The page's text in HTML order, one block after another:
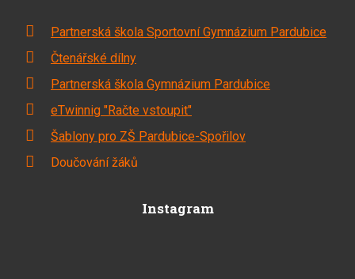
Partnerská škola Sportovní Gymnázium Pardubice
Čtenářské dílny
Partnerská škola Gymnázium Pardubice
eTwinnig "Račte vstoupit"
Šablony pro ZŠ Pardubice-Spořilov
Doučování žáků
Instagram